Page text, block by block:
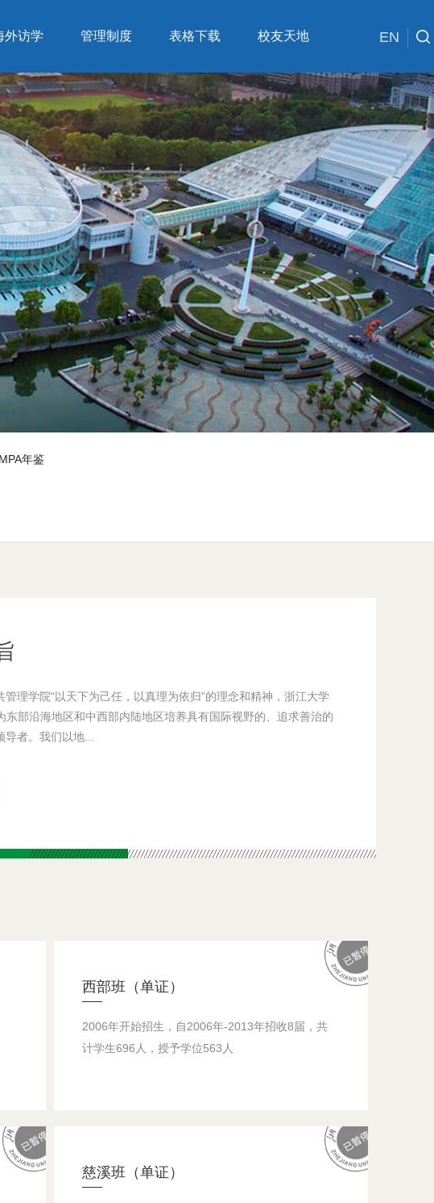
EN
外访学 管理制度 表格下载 校友天地
MPA年鉴
管理学院“以天下为己任，以真理为依归”的理念和精神，浙江大学
东部沿海地区和中西部内陆地区培养具有国际视野的、追求善治的
者。我们以地...
西部班（单证）
2006年开始招生，自2006年-2013年招收8届，共
计学生696人，授予学位563人
慈溪班（单证）